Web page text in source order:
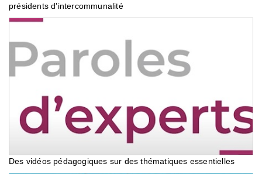
présidents d'intercommunalité
Des vidéos pédagogiques sur des thématiques essentielles